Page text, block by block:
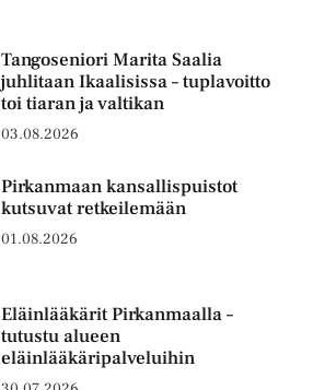
Tangoseniori Marita Saalia
juhlitaan Ikaalisissa – tuplavoitto
toi tiaran ja valtikan
03.08.2026
Pirkanmaan kansallispuistot
kutsuvat retkeilemään
01.08.2026
Eläinlääkärit Pirkanmaalla –
tutustu alueen
eläinlääkäripalveluihin